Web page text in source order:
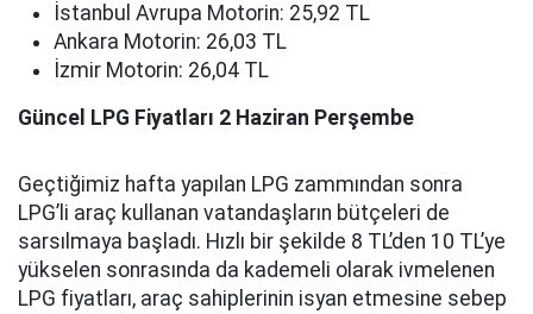
İstanbul Avrupa Motorin: 25,92 TL
Ankara Motorin: 26,03 TL
İzmir Motorin: 26,04 TL
Güncel LPG Fiyatları 2 Haziran Perşembe
Geçtiğimiz hafta yapılan LPG zammından sonra
LPG’li araç kullanan vatandaşların bütçeleri de
sarsılmaya başladı. Hızlı bir şekilde 8 TL’den 10 TL’ye
yükselen sonrasında da kademeli olarak ivmelenen
LPG fiyatları, araç sahiplerinin isyan etmesine sebep